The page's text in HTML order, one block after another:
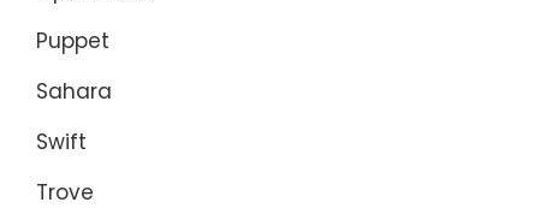
Puppet
Sahara
Swift
Trove